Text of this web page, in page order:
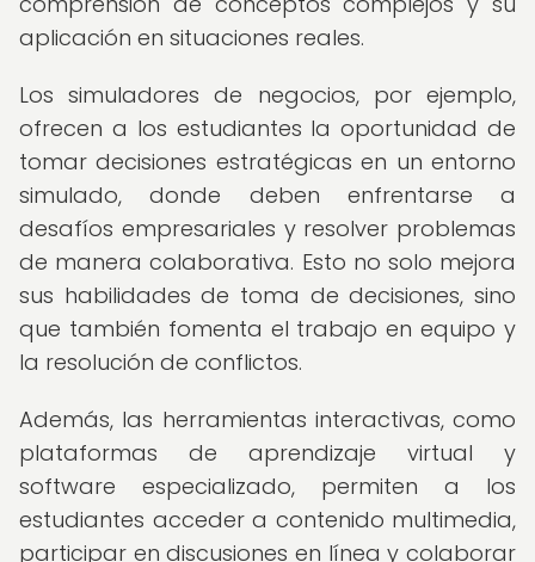
aplicación en situaciones reales.
Los simuladores de negocios, por ejemplo,
ofrecen a los estudiantes la oportunidad de
tomar decisiones estratégicas en un entorno
simulado, donde deben enfrentarse a
desafíos empresariales y resolver problemas
de manera colaborativa. Esto no solo mejora
sus habilidades de toma de decisiones, sino
que también fomenta el trabajo en equipo y
la resolución de conflictos.
Además, las herramientas interactivas, como
plataformas de aprendizaje virtual y
software especializado, permiten a los
estudiantes acceder a contenido multimedia,
participar en discusiones en línea y colaborar